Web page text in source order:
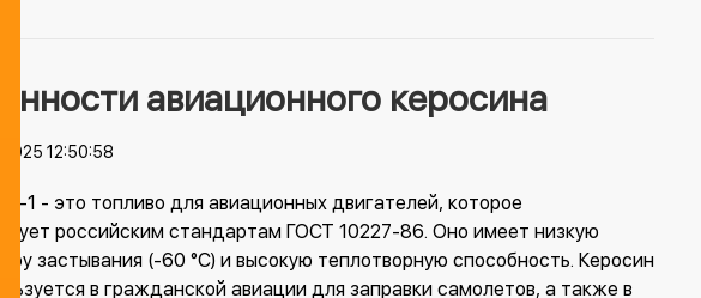
авиационного керосина
12:50:58
1 - это топливо для авиационных двигателей, которое
российским стандартам ГОСТ 10227-86. Оно имеет низкую
застывания (-60 °C) и высокую теплотворную способность. Керосин
в гражданской авиации для заправки самолетов, а также в